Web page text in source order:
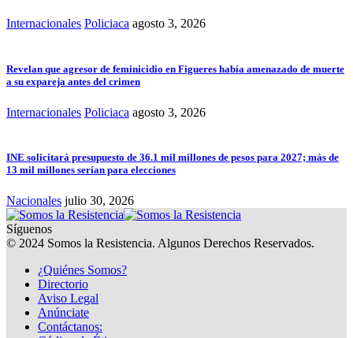
Internacionales Policiaca agosto 3, 2026
Revelan que agresor de feminicidio en Figueres había amenazado de muerte
a su expareja antes del crimen
Internacionales Policiaca agosto 3, 2026
INE solicitará presupuesto de 36.1 mil millones de pesos para 2027; más de
13 mil millones serían para elecciones
Nacionales julio 30, 2026
Síguenos
© 2024 Somos la Resistencia. Algunos Derechos Reservados.
¿Quiénes Somos?
Directorio
Aviso Legal
Anúnciate
Contáctanos: